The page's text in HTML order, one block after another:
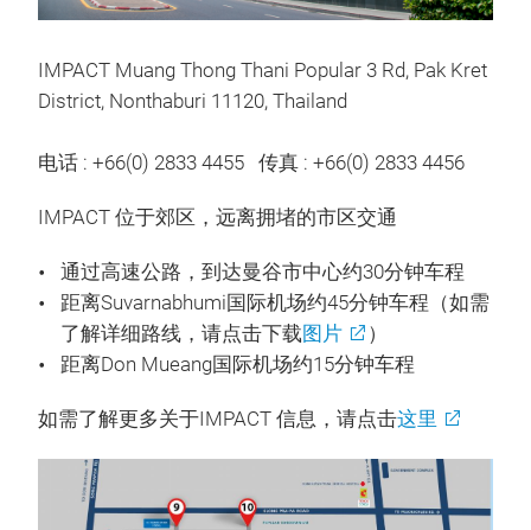
IMPACT Muang Thong Thani Popular 3 Rd, Pak Kret
District, Nonthaburi 11120, Thailand
电话 : +66(0) 2833 4455 传真 : +66(0) 2833 4456
IMPACT 位于郊区，远离拥堵的市区交通
通过高速公路，到达曼谷市中心约30分钟车程
距离Suvarnabhumi国际机场约45分钟车程（如需
了解详细路线，请点击下载图片
）
距离Don Mueang国际机场约15分钟车程
如需了解更多关于IMPACT 信息，请点击这里